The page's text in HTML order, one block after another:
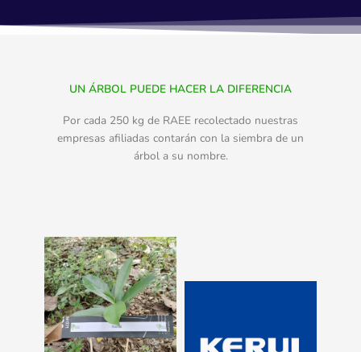
UN ÁRBOL PUEDE HACER LA DIFERENCIA
Por cada 250 kg de RAEE recolectado nuestras
empresas afiliadas contarán con la siembra de un
árbol a su nombre.